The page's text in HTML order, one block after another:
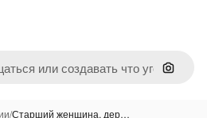
Поиск
/Старший женщина, дер…